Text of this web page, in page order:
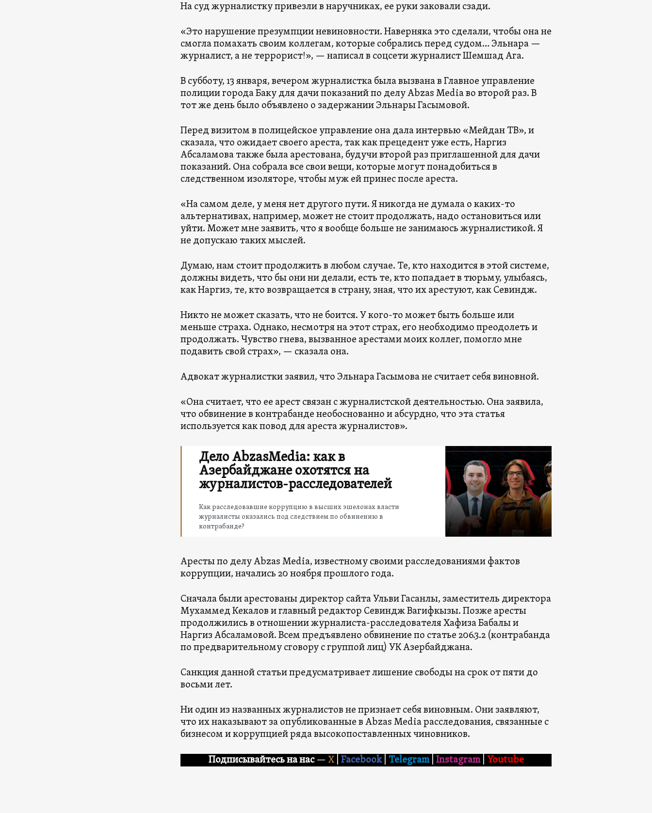
На суд журналистку привезли в наручниках, ее руки заковали сзади.
«Это нарушение презумпции невиновности. Наверняка это сделали, чтобы она не
смогла помахать своим коллегам, которые собрались перед судом… Эльнара —
журналист, а не террорист!», — написал в соцсети журналист Шемшад Ага.
В субботу, 13 января, вечером журналистка была вызвана в Главное управление
полиции города Баку для дачи показаний по делу Abzas Media во второй раз. В
тот же день было объявлено о задержании Эльнары Гасымовой.
Перед визитом в полицейское управление она дала интервью «Мейдан ТВ», и
сказала, что ожидает своего ареста, так как прецедент уже есть, Наргиз
Абсаламова также была арестована, будучи второй раз приглашенной для дачи
показаний. Она собрала все свои вещи, которые могут понадобиться в
следственном изоляторе, чтобы муж ей принес после ареста.
«На самом деле, у меня нет другого пути. Я никогда не думала о каких-то
альтернативах, например, может не стоит продолжать, надо остановиться или
уйти. Может мне заявить, что я вообще больше не занимаюсь журналистикой. Я
не допускаю таких мыслей.
Думаю, нам стоит продолжить в любом случае. Те, кто находится в этой системе,
должны видеть, что бы они ни делали, есть те, кто попадает в тюрьму, улыбаясь,
как Наргиз, те, кто возвращается в страну, зная, что их арестуют, как Севиндж.
Никто не может сказать, что не боится. У кого-то может быть больше или
меньше страха. Однако, несмотря на этот страх, его необходимо преодолеть и
продолжать. Чувство гнева, вызванное арестами моих коллег, помогло мне
подавить свой страх», — сказала она.
Адвокат журналистки заявил, что Эльнара Гасымова не считает себя виновной.
«Она считает, что ее арест связан с журналистской деятельностью. Она заявила,
что обвинение в контрабанде необоснованно и абсурдно, что эта статья
используется как повод для ареста журналистов».
Дело AbzasMedia: как в
Азербайджане охотятся на
журналистов-расследователей
Как расследовавшие коррупцию в высших эшелонах власти
журналисты оказались под следствием по обвинению в
контрабанде?
Аресты по делу Abzas Media, известному своими расследованиями фактов
коррупции, начались 20 ноября прошлого года.
Сначала были арестованы директор сайта Ульви Гасанлы, заместитель директора
Мухаммед Кекалов и главный редактор Севиндж Вагифкызы. Позже аресты
продолжились в отношении журналиста-расследователя Хафиза Бабалы и
Наргиз Абсаламовой. Всем предъявлено обвинение по статье 206.3.2 (контрабанда
по предварительному сговору с группой лиц) УК Азербайджана.
Санкция данной статьи предусматривает лишение свободы на срок от пяти до
восьми лет.
Ни один из названных журналистов не признает себя виновным. Они заявляют,
что их наказывают за опубликованные в Abzas Media расследования, связанные с
бизнесом и коррупцией ряда высокопоставленных чиновников.
Подписывайтесь на нас — X Facebook Telegram| Instagram Youtube